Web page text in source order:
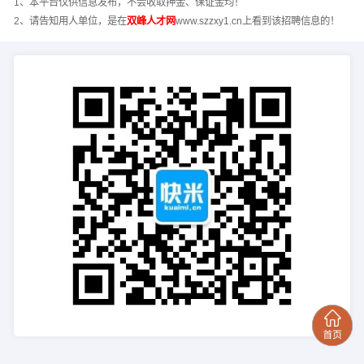
1、本平台仅供信息发布，不会收取押金、保证金均！
2、请告知用人单位，是在双峰人才网www.szzxy1.cn上看到该招聘信息的！